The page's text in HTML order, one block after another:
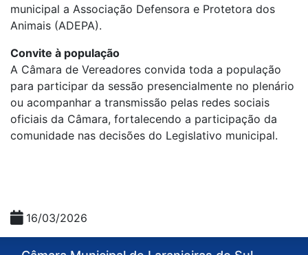
municipal a Associação Defensora e Protetora dos
Animais (ADEPA).
Convite à população
A Câmara de Vereadores convida toda a população
para participar da sessão presencialmente no plenário
ou acompanhar a transmissão pelas redes sociais
oficiais da Câmara, fortalecendo a participação da
comunidade nas decisões do Legislativo municipal.
16/03/2026